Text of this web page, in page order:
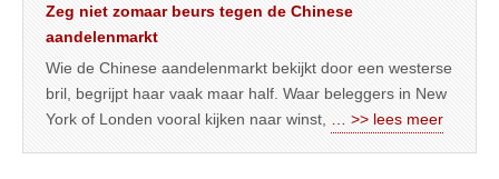
Zeg niet zomaar beurs tegen de Chinese
aandelenmarkt
Wie de Chinese aandelenmarkt bekijkt door een westerse
bril, begrijpt haar vaak maar half. Waar beleggers in New
York of Londen vooral kijken naar winst,
… >> lees meer